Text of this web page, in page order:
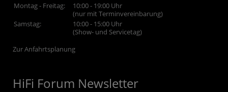
Montag - Freitag:
10:00 - 19:00 Uhr
(nur mit Terminvereinbarung)
Samstag:
10:00 - 15:00 Uhr
(Show- und Servicetag)
Zur Anfahrtsplanung
HiFi Forum Newsletter